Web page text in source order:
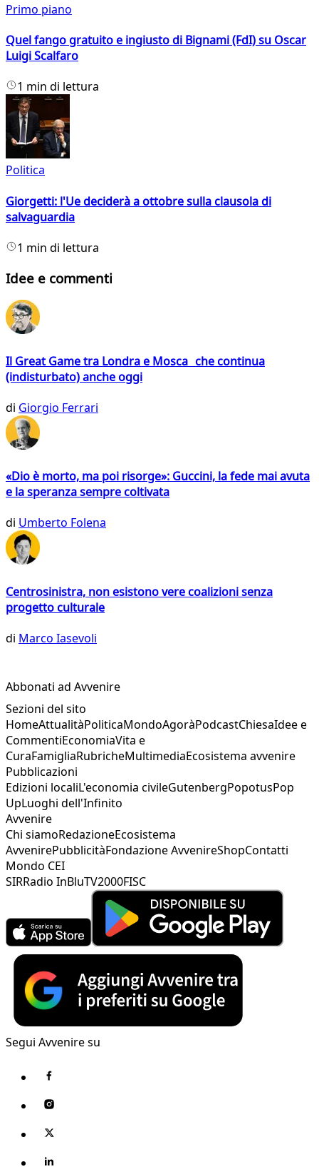
Primo piano
Quel fango gratuito e ingiusto di Bignami (FdI) su Oscar
Luigi Scalfaro
1 min di lettura
Politica
Giorgetti: l'Ue deciderà a ottobre sulla clausola di
salvaguardia
1 min di lettura
Idee e commenti
Il Great Game tra Londra e Mosca che continua
(indisturbato) anche oggi
di Giorgio Ferrari
«Dio è morto, ma poi risorge»: Guccini, la fede mai avuta
e la speranza sempre coltivata
di Umberto Folena
Centrosinistra, non esistono vere coalizioni senza
progetto culturale
di Marco Iasevoli
Abbonati ad Avvenire
Sezioni del sito
HomeAttualitàPoliticaMondoAgoràPodcastChiesaIdee e
CommentiEconomiaVita e
CuraFamigliaRubricheMultimediaEcosistema avvenire
Pubblicazioni
Edizioni localiL'economia civileGutenbergPopotusPop
UpLuoghi dell'Infinito
Avvenire
Chi siamoRedazioneEcosistema
AvvenirePubblicitàFondazione AvvenireShopContatti
Mondo CEI
SIRRadio InBluTV2000FISC
Segui Avvenire su